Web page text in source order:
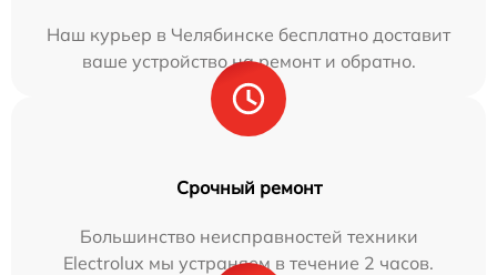
Наш курьер в Челябинске бесплатно доставит
ваше устройство на ремонт и обратно.
Срочный ремонт
Большинство неисправностей техники
Electrolux мы устраняем в течение 2 часов.